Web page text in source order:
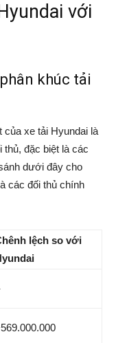
với
khúc tải
của xe tải Hyundai là
đặc biệt là các
dưới đây cho
các đối thủ chính
lệch so với